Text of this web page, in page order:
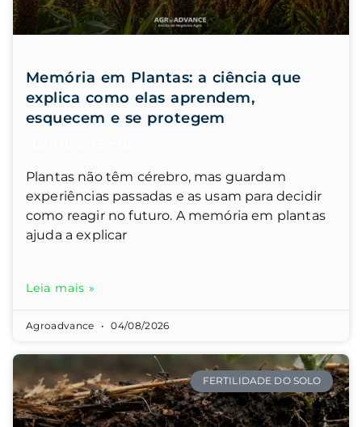
Memória em Plantas: a ciência que
explica como elas aprendem,
esquecem e se protegem
Plantas não têm cérebro, mas guardam
experiências passadas e as usam para decidir
como reagir no futuro. A memória em plantas
ajuda a explicar
Leia mais »
Agroadvance 04/08/2026
FERTILIDADE DO SOLO